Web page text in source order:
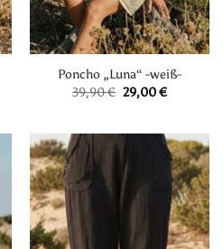
Poncho „Luna“ -weiß-
39,90€ Ursprünglicher
Preis
29,00€Aktueller